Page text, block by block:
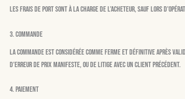
Les frais de port sont à la charge de l’acheteur, sauf lors
3. Commande
La commande est considérée comme ferme et définitive après
d’erreur de prix manifeste, ou de litige avec un client précédent.
4. Paiement